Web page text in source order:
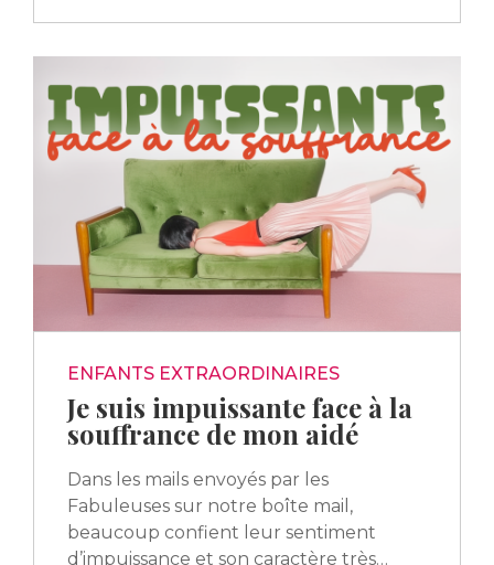
ENFANTS EXTRAORDINAIRES
Je suis impuissante face à la
souffrance de mon aidé
Dans les mails envoyés par les
Fabuleuses sur notre boîte mail,
beaucoup confient leur sentiment
d’impuissance et son caractère très…